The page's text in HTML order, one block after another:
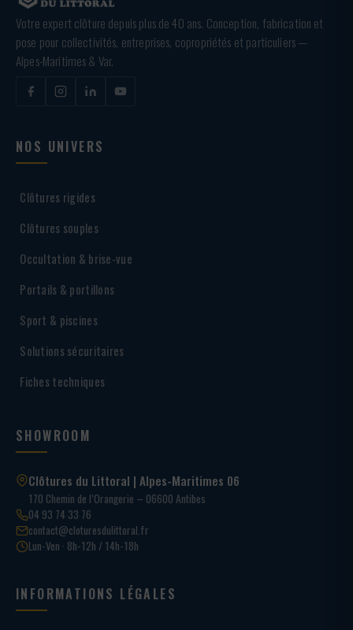
Votre expert clôture depuis plus de 40 ans. Conception, fabrication et
pose pour collectivités, entreprises, copropriétés et particuliers —
Alpes-Maritimes & Var.
NOS UNIVERS
Clôtures rigides
Clôtures souples
Occultation & brise-vue
Portails & portillons
Sport & piscines
Solutions sécuritaires
Fiches techniques
SHOWROOM
Clôtures du Littoral | Alpes-Maritimes 06
170 Chemin de l’Orangerie – 06600 Antibes
04 93 74 33 76
contact@cloturesdulittoral.fr
Lun-Ven · 8h-12h / 14h-18h
INFORMATIONS LÉGALES